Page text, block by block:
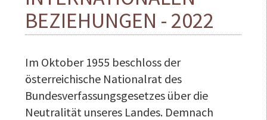
BEZIEHUNGEN - 2022
Im Oktober 1955 beschloss der
österreichische Nationalrat des
Bundesverfassungsgesetzes über die
Neutralität unseres Landes. Demnach